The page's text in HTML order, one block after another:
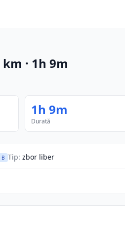
km · 1h 9m
1h 9m
Durată
B Tip: zbor liber